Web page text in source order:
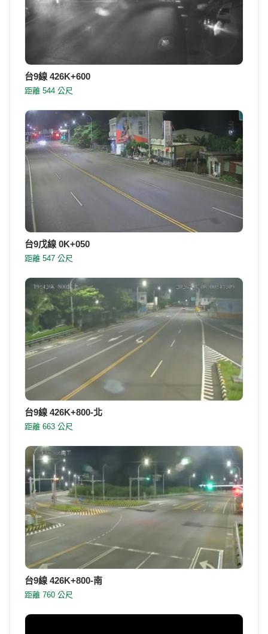
台9線 426K+600
距離 544 公尺
台9戊線 0K+050
距離 547 公尺
台9線 426K+800-北
距離 663 公尺
台9線 426K+800-南
距離 760 公尺